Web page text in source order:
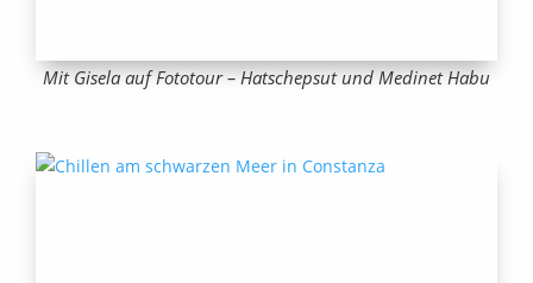
Mit Gisela auf Fototour – Hatschepsut und Medinet Habu